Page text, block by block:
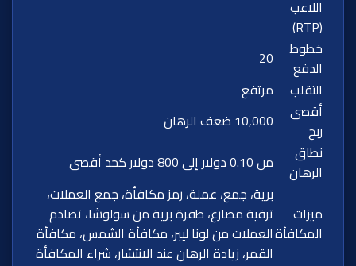
اللاعب
(RTP)
خطوط
الدفع
20
التقلب
مرتفع
أقصى
ربح
10,000 ضعف الرهان
نطاق
الرهان
من 0.10 دولار إلى 800 دولار كحد أقصى
ميزات
المكافأة
برية، جمع، عملة، رمز مكافأة، جمع العملات،
ترقية مصارع، طفرة برية من سولوشا، تصادم
العملات من لونا ليبر، مكافأة الشمس، مكافأة
القمر، زيادة الرهان عند الانتشار، شراء المكافأة